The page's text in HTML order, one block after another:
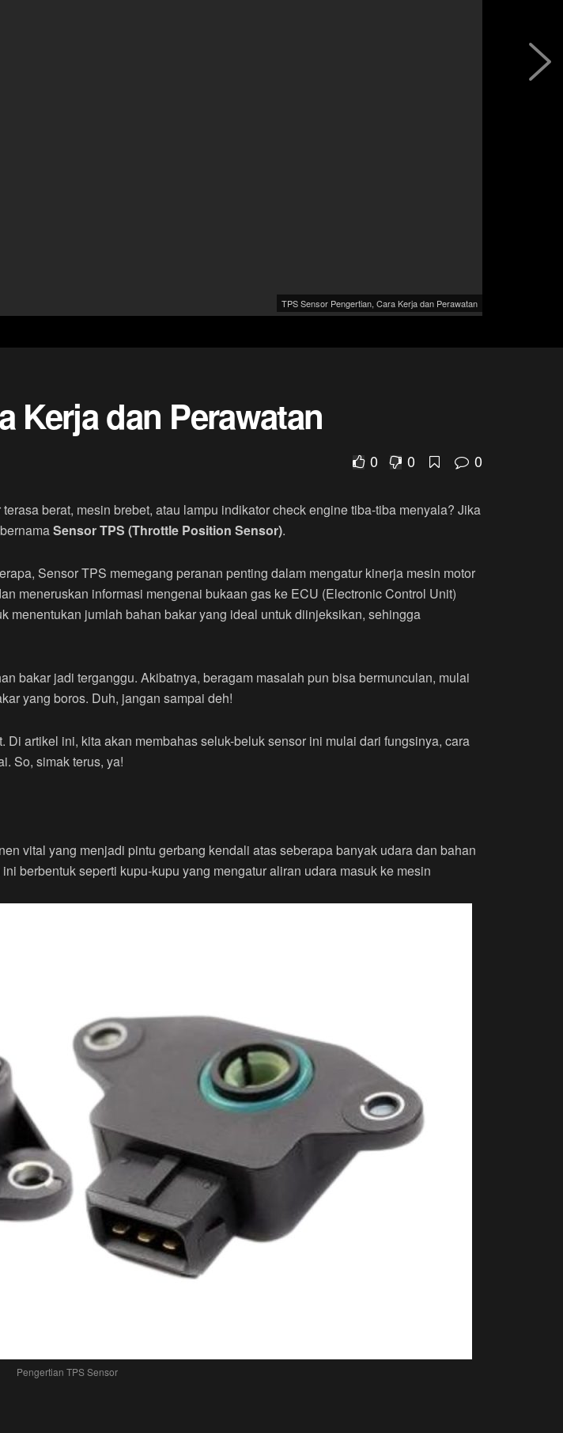
TPS Sensor Pengertian, Cara Kerja dan Perawatan
Kerja dan Perawatan
0 0 0
berat, mesin brebet, atau lampu indikator check engine tiba-tiba menyala? Jika
Sensor TPS (Throttle Position Sensor).
Sensor TPS memegang peranan penting dalam mengatur kinerja mesin motor
meneruskan informasi mengenai bukaan gas ke ECU (Electronic Control Unit)
menentukan jumlah bahan bakar yang ideal untuk diinjeksikan, sehingga
bakar jadi terganggu. Akibatnya, beragam masalah pun bisa bermunculan, mulai
yang boros. Duh, jangan sampai deh!
artikel ini, kita akan membahas seluk-beluk sensor ini mulai dari fungsinya, cara
So, simak terus, ya!
vital yang menjadi pintu gerbang kendali atas seberapa banyak udara dan bahan
berbentuk seperti kupu-kupu yang mengatur aliran udara masuk ke mesin
Pengertian TPS Sensor